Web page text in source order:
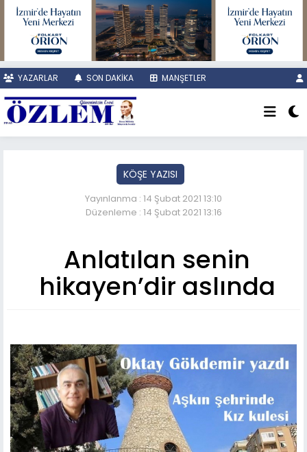
YAZARLAR SON DAKİKA MANŞETLER
KÖŞE YAZISI
Yayınlanma : 14 Şubat 2021 13:10
Düzenleme : 14 Şubat 2021 13:16
Anlatılan senin
hikayen’dir aslında